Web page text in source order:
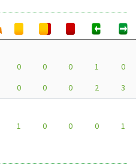
0 0 0 1
0
0 0 0 2
3
1 0 0 0 1